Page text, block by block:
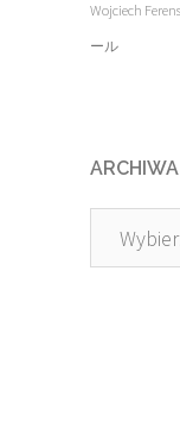
Wojciech Ferens
ール
ARCHIWA
Archiwa